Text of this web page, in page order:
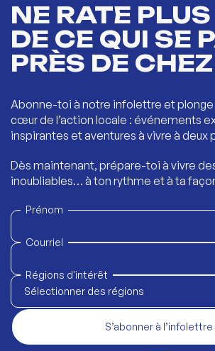
NE RATE
DE CE QUI SE
PRÈS DE
Abonne-toi à notre infolettre et plonge
cœur de l’action locale : événements
inspirantes et aventures à vivre à deux
Dès maintenant, prépare-toi à vivre
inoubliables… à ton rythme et à ta
Prénom
Courriel
Régions d'intérêt
Sélectionner des régions
S’abonner à l’infolettre